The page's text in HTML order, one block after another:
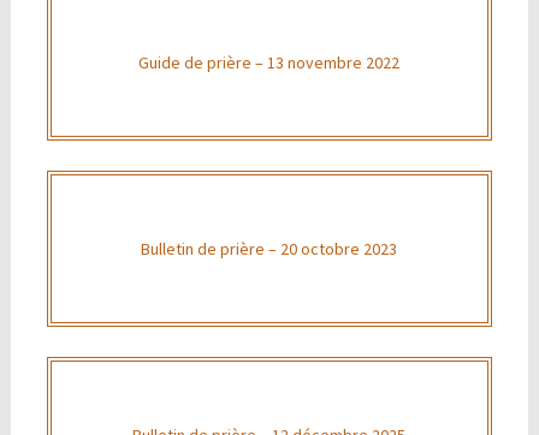
Guide de prière – 13 novembre 2022
Bulletin de prière – 20 octobre 2023